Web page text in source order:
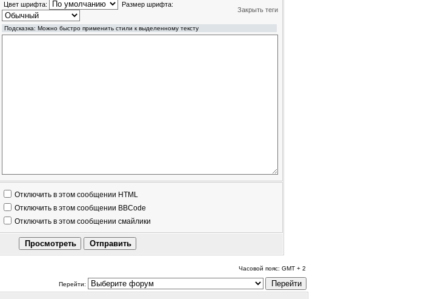
Цвет шрифта: Размер шрифта:
Закрыть теги
Отключить в этом сообщении HTML
Отключить в этом сообщении BBCode
Отключить в этом сообщении смайлики
Часовой пояс: GMT + 2
Перейти: